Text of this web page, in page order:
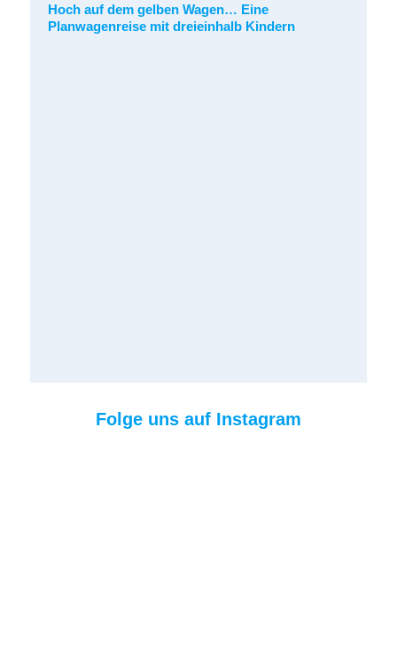
Hoch auf dem gelben Wagen… Eine
Planwagenreise mit dreieinhalb Kindern
Folge uns auf Instagram